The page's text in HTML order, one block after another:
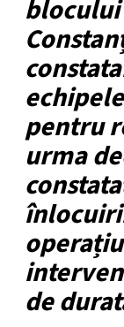
pentru
urma
de